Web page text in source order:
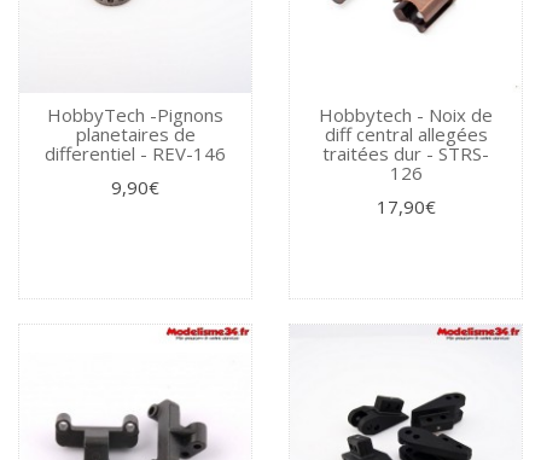
HobbyTech -Pignons
planetaires de
differentiel - REV-146
9,90€
Hobbytech - Noix de
diff central allegées
traitées dur - STRS-
126
17,90€